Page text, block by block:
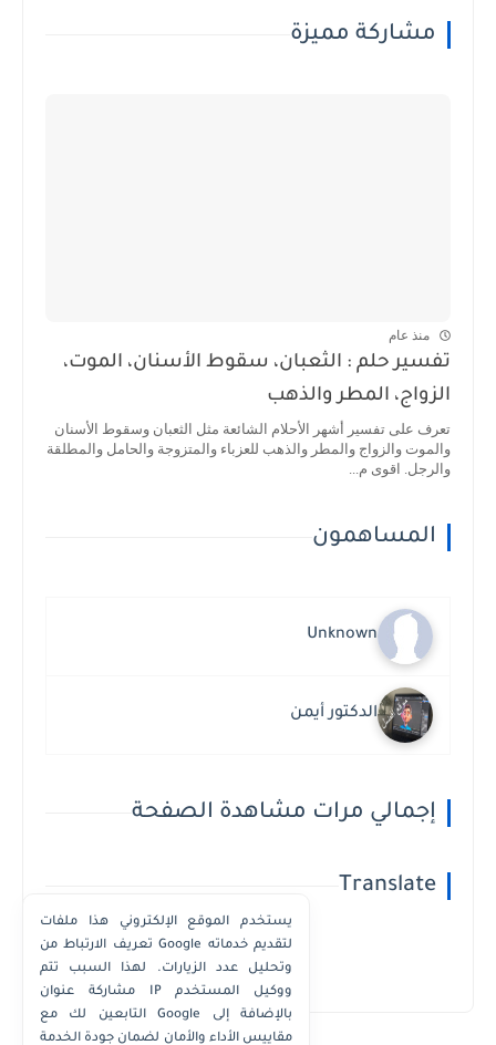
مشاركة مميزة
منذ عام
تفسير حلم : الثعبان، سقوط الأسنان، الموت،
الزواج، المطر والذهب
تعرف على تفسير أشهر الأحلام الشائعة مثل الثعبان وسقوط الأسنان
والموت والزواج والمطر والذهب للعزباء والمتزوجة والحامل والمطلقة
والرجل. اقوى م...
المساهمون
Unknown
الدكتور أيمن
إجمالي مرات مشاهدة الصفحة
Translate
Powered by Translate
يستخدم الموقع الإلكتروني هذا ملفات
تعريف الارتباط من Google لتقديم خدماته
وتحليل عدد الزيارات. لهذا السبب تتم
مشاركة عنوان IP ووكيل المستخدم
التابعين لك مع Google بالإضافة إلى
مقاييس الأداء والأمان لضمان جودة الخدمة